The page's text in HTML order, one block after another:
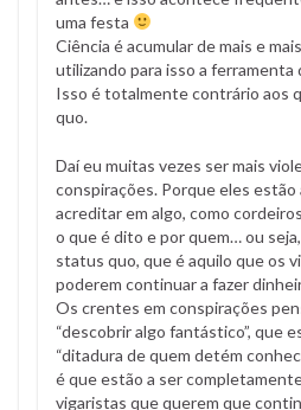
uma festa
Ciência é acumular de mais e
utilizando para isso a
Isso é totalmente contrário aos
quo.
Daí eu muitas vezes ser mais
conspirações. Porque eles estão
acreditar em algo, como
o que é dito e por quem… ou
status quo, que é aquilo que os
poderem continuar a fazer
Os crentes em conspirações
“descobrir algo fantástico”, que
“ditadura de quem detém
é que estão a ser
vigaristas que querem que